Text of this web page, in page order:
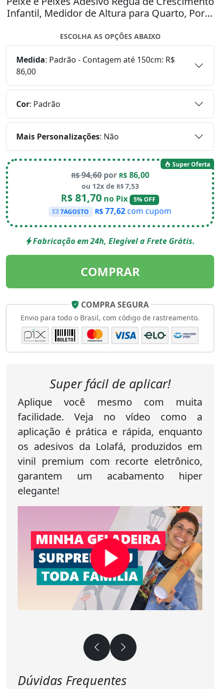
Infantil, Medidor de Altura para Quarto, Porta
ESCOLHA AS OPÇÕES ABAIXO
Medida: Padrão - Contagem até 150cm: R$
86,00
Cor: Padrão
Mais Personalizações: Não
Super Oferta
R$94,60por R$ 86,00
ou 12x de R$7,53
R$81,70no Pix
5% OFF
7AGOSTO
R$ 77,62com cupom
Fabricação em 24h, Elegível a Frete Grátis.
COMPRAR
COMPRA SEGURA
Envio para todo o Brasil, com código de rastreamento.
Super fácil de aplicar!
Aplique você mesmo com muita
facilidade. Veja no vídeo como a
aplicação é prática e rápida, enquanto
os adesivos da Lolafá, produzidos em
vinil premium com recorte eletrônico,
garantem um acabamento hiper
elegante!
Dúvidas Frequentes